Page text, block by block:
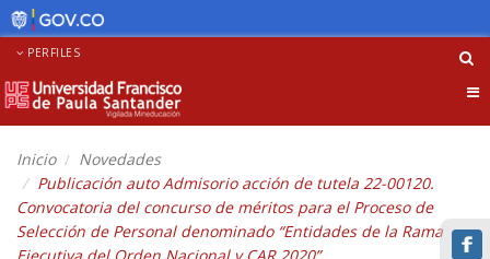
PERFILES
Inicio
Novedades
Publicación auto Admisorio acción de tutela 22-00120.
Convocatoria del concurso de méritos para el Proceso de
Selección de Personal denominado “Entidades de la Rama
Ejecutiva del Orden Nacional y CAR 2020”.